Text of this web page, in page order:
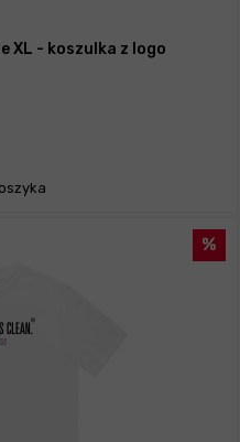
XL - koszulka z logo